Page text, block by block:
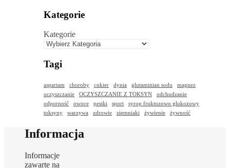
Kategorie
Kategorie
Tagi
aspartam choroby cukier dynia glutaminian sodu
magnez
oczyszczanie
OCZYSZCZANIE Z TOKSYN
odchudzanie
odporność
owoce pestki sport
syrop fruktozowo glukozowy
toksyny
warzywa zdrowie ziemniaki żywienie żywność
Informacja
Informacje
zawarte na